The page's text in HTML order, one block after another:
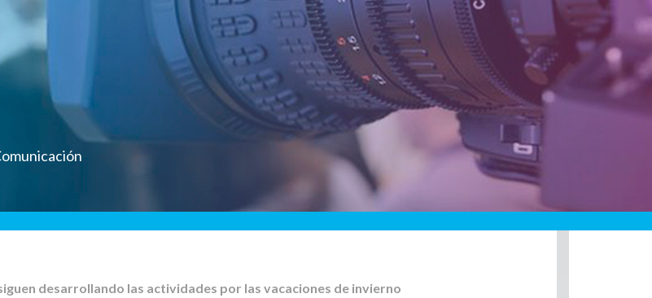
desarrollando las actividades por las vacaciones de invierno